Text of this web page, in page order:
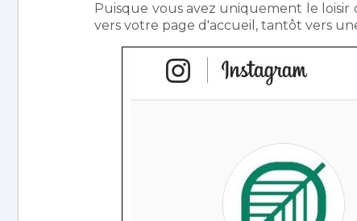
Puisque vous avez uniquement le
vers votre page d'accueil, tantôt vers